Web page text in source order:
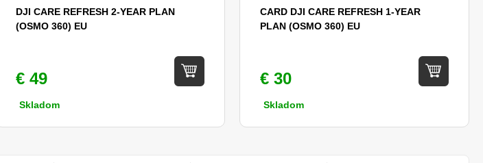
DJI CARE REFRESH 2-YEAR PLAN
(OSMO 360) EU
€ 49
Skladom
CARD DJI CARE REFRESH 1-YEAR
PLAN (OSMO 360) EU
€ 30
Skladom